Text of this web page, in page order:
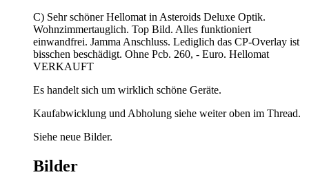
C) Sehr schöner Hellomat in Asteroids Deluxe Optik.
Wohnzimmertauglich. Top Bild. Alles funktioniert
einwandfrei. Jamma Anschluss. Lediglich das CP-Overlay ist
bisschen beschädigt. Ohne Pcb. 260, - Euro. Hellomat
VERKAUFT
Es handelt sich um wirklich schöne Geräte.
Kaufabwicklung und Abholung siehe weiter oben im Thread.
Siehe neue Bilder.
Bilder